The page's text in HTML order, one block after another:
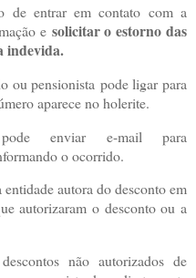
de entrar em contato com a
e solicitar o estorno das
indevida.
ou pensionista pode ligar para
aparece no holerite.
enviar e-mail para
o ocorrido.
autora do desconto em
autorizaram o desconto ou a
não autorizados de